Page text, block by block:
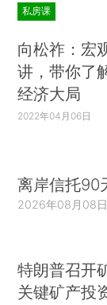
私房课
向松祚：宏
讲，带你了
经济大局
2022年04月06日
离岸信托90
2026年08月08日
特朗普召开
关键矿产投